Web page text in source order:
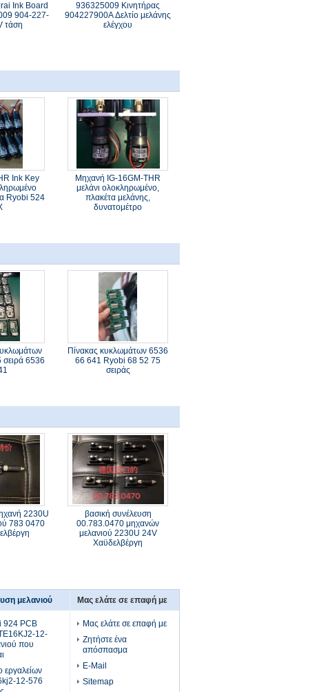
Ink Board
904-227-
τάση
936325009 Κινητήρας
904227900A Δελτίο μελάνης
ελέγχου
Ink Key
Ryobi 524
Μηχανή IG-16GM-THR
μελάνι ολοκληρωμένο,
πλακέτα μελάνης,
δυνατομέτρο
6536
Πίνακας κυκλωμάτων 6536
66 641 Ryobi 68 52 75
σειράς
2230U
783 0470
βασική συνέλευση
00.783.0470 μηχανών
μελανιού 2230U 24V
Χαϋδελβέργη
μελανιού
924 PCB
12-
που
εργαλείων
12-576
Μας ελάτε σε επαφή με
Μας ελάτε σε επαφή με
Ζητήστε ένα
απόσπασμα
E-Mail
Sitemap